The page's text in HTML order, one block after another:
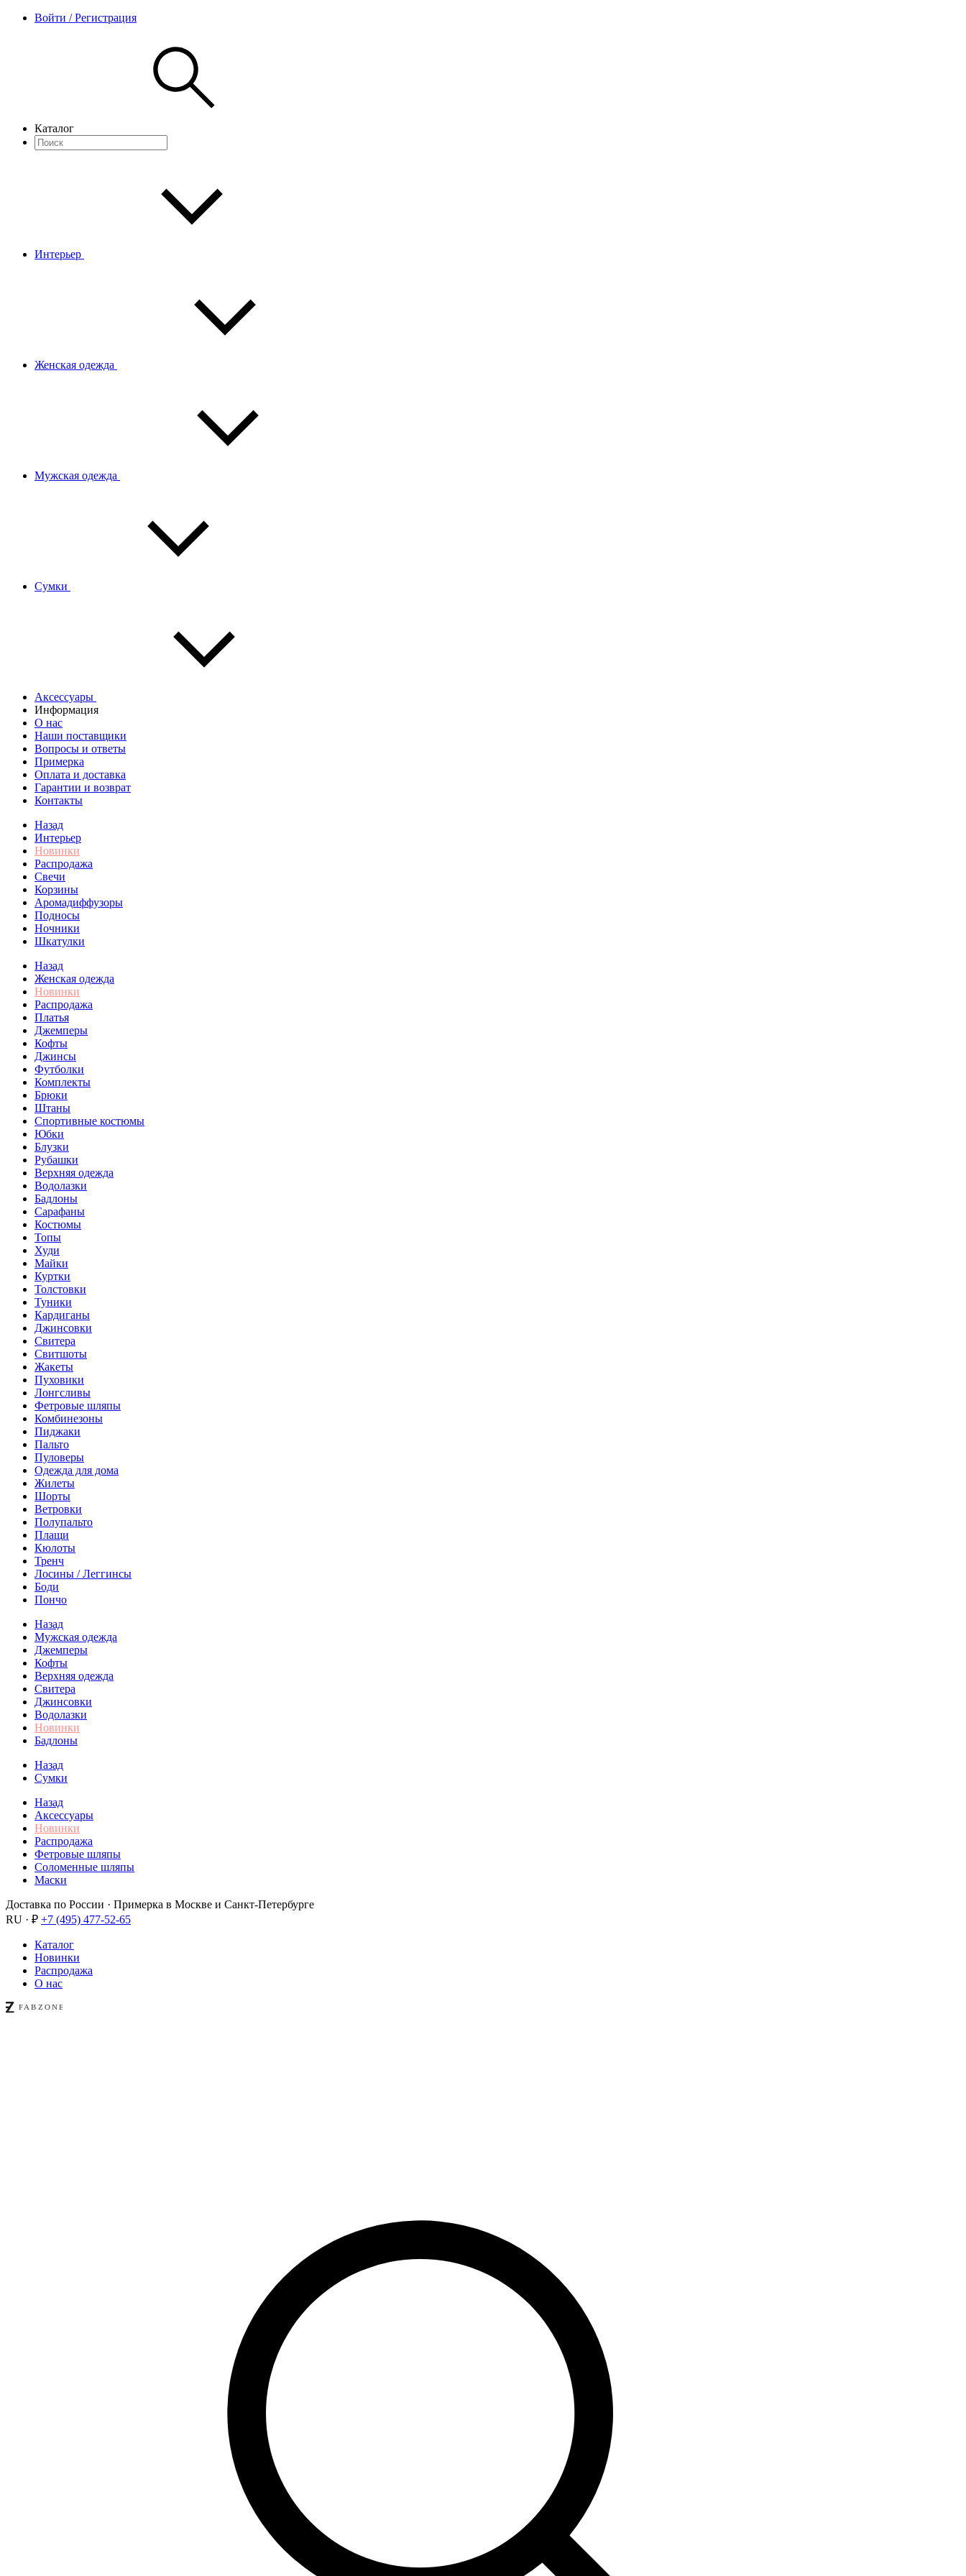
Войти / Регистрация
Каталог
Интерьер
Женская одежда
Мужская одежда
Сумки
Аксессуары
Информация
О нас
Наши поставщики
Вопросы и ответы
Примерка
Оплата и доставка
Гарантии и возврат
Контакты
Назад
Интерьер
Новинки
Распродажа
Свечи
Корзины
Аромадиффузоры
Подносы
Ночники
Шкатулки
Назад
Женская одежда
Новинки
Распродажа
Платья
Джемперы
Кофты
Джинсы
Футболки
Комплекты
Брюки
Штаны
Спортивные костюмы
Юбки
Блузки
Рубашки
Верхняя одежда
Водолазки
Бадлоны
Сарафаны
Костюмы
Топы
Худи
Майки
Куртки
Толстовки
Туники
Кардиганы
Джинсовки
Свитера
Свитшоты
Жакеты
Пуховики
Лонгсливы
Фетровые шляпы
Комбинезоны
Пиджаки
Пальто
Пуловеры
Одежда для дома
Жилеты
Шорты
Ветровки
Полупальто
Плащи
Кюлоты
Тренч
Лосины / Леггинсы
Боди
Пончо
Назад
Мужская одежда
Джемперы
Кофты
Верхняя одежда
Свитера
Джинсовки
Водолазки
Новинки
Бадлоны
Назад
Сумки
Назад
Аксессуары
Новинки
Распродажа
Фетровые шляпы
Соломенные шляпы
Маски
Доставка по России · Примерка в Москве и Санкт-Петербурге
RU · ₽ +7 (495) 477-52-65
Каталог
Новинки
Распродажа
О нас